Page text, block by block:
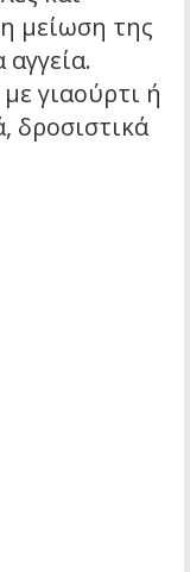
μείωση της
γιαούρτι ή
δροσιστικά